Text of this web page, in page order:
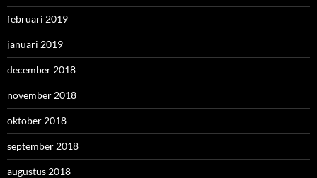
februari 2019
januari 2019
december 2018
november 2018
oktober 2018
september 2018
augustus 2018